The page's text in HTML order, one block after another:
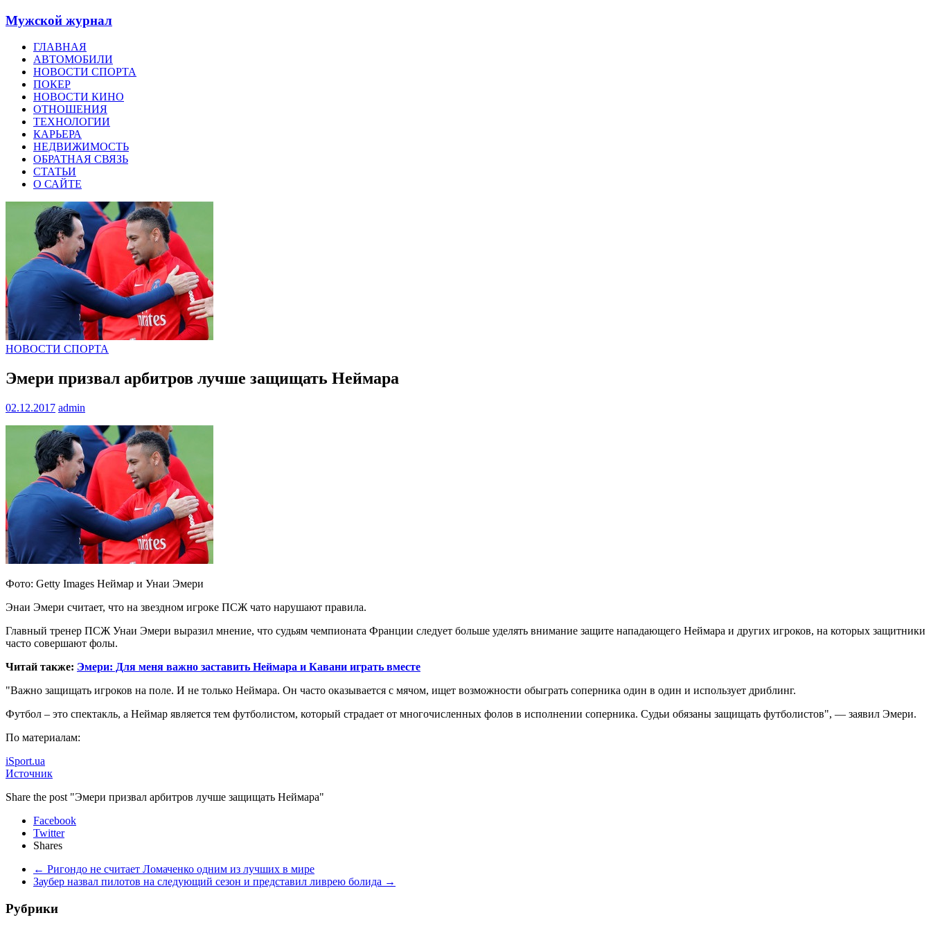
Мужской журнал
ГЛАВНАЯ
АВТОМОБИЛИ
НОВОСТИ СПОРТА
ПОКЕР
НОВОСТИ КИНО
ОТНОШЕНИЯ
ТЕХНОЛОГИИ
КАРЬЕРА
НЕДВИЖИМОСТЬ
ОБРАТНАЯ СВЯЗЬ
СТАТЬИ
О САЙТЕ
НОВОСТИ СПОРТА
Эмери призвал арбитров лучше защищать Неймара
02.12.2017 admin
Фото: Getty Images Неймар и Унаи Эмери
Энаи Эмери считает, что на звездном игроке ПСЖ чато нарушают правила.
Главный тренер ПСЖ Унаи Эмери выразил мнение, что судьям чемпионата Франции следует больше уделять внимание защите нападающего Неймара и других игроков, на которых защитники
часто совершают фолы.
Читай также: Эмери: Для меня важно заставить Неймара и Кавани играть вместе
"Важно защищать игроков на поле. И не только Неймара. Он часто оказывается с мячом, ищет возможности обыграть соперника один в один и использует дриблинг.
Футбол – это спектакль, а Неймар является тем футболистом, который страдает от многочисленных фолов в исполнении соперника. Судьи обязаны защищать футболистов", — заявил Эмери.
По материалам:
iSport.ua
Источник
Share the post "Эмери призвал арбитров лучше защищать Неймара"
Facebook
Twitter
Shares
← Ригондо не считает Ломаченко одним из лучших в мире
Заубер назвал пилотов на следующий сезон и представил ливрею болида →
Рубрики